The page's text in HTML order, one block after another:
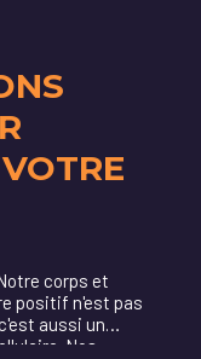
corps et
positif n'est pas
aussi un
Nos